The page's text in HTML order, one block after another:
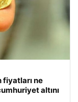
fiyatları ne
altını